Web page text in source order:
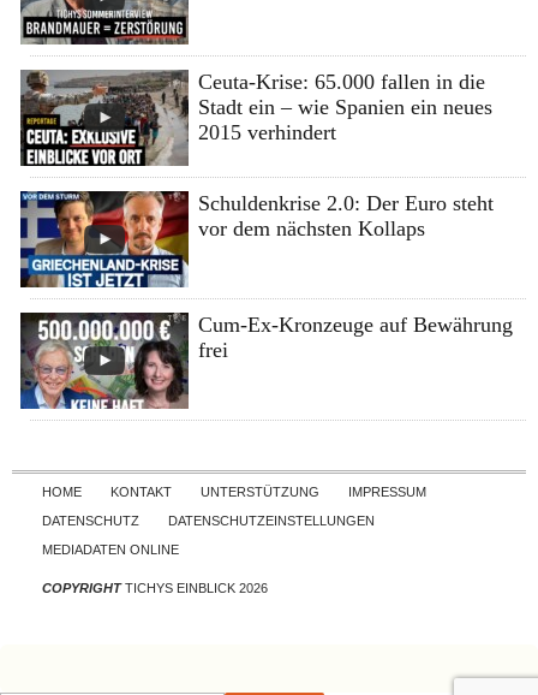
Ceuta-Krise: 65.000 fallen in die
Stadt ein – wie Spanien ein neues
2015 verhindert
Schuldenkrise 2.0: Der Euro steht
vor dem nächsten Kollaps
Cum-Ex-Kronzeuge auf Bewährung
frei
Skip to content
HOME KONTAKT UNTERSTÜTZUNG
IMPRESSUM
DATENSCHUTZ
DATENSCHUTZEINSTELLUNGEN
MEDIADATEN ONLINE
COPYRIGHTTICHYS EINBLICK 2026